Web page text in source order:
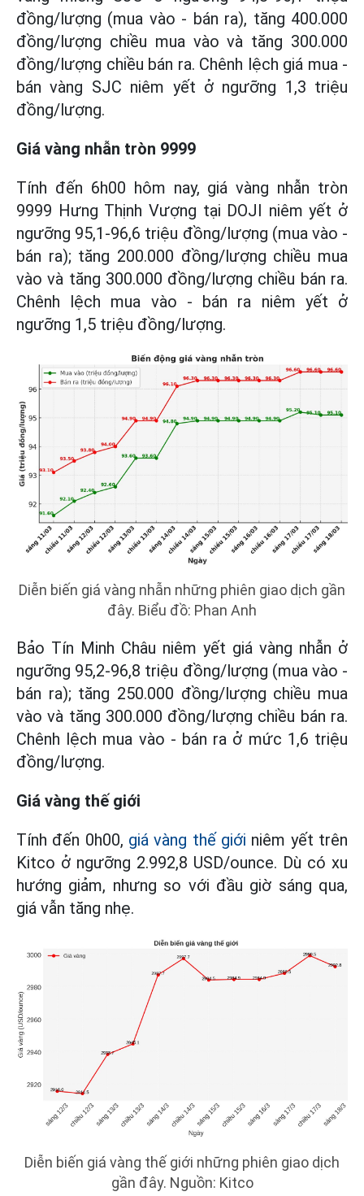
đồng/lượng (mua vào - bán ra), tăng 400.000
đồng/lượng chiều mua vào và tăng 300.000
đồng/lượng chiều bán ra. Chênh lệch giá mua -
bán vàng SJC niêm yết ở ngưỡng 1,3 triệu
đồng/lượng.
Giá vàng nhẫn tròn 9999
Tính đến 6h00 hôm nay, giá vàng nhẫn tròn
9999 Hưng Thịnh Vượng tại DOJI niêm yết ở
ngưỡng 95,1-96,6 triệu đồng/lượng (mua vào -
bán ra); tăng 200.000 đồng/lượng chiều mua
vào và tăng 300.000 đồng/lượng chiều bán ra.
Chênh lệch mua vào - bán ra niêm yết ở
ngưỡng 1,5 triệu đồng/lượng.
Diễn biến giá vàng nhẫn những phiên giao dịch gần
đây. Biểu đồ: Phan Anh
Bảo Tín Minh Châu niêm yết giá vàng nhẫn ở
ngưỡng 95,2-96,8 triệu đồng/lượng (mua vào -
bán ra); tăng 250.000 đồng/lượng chiều mua
vào và tăng 300.000 đồng/lượng chiều bán ra.
Chênh lệch mua vào - bán ra ở mức 1,6 triệu
đồng/lượng.
Giá vàng thế giới
Tính đến 0h00, giá vàng thế giới niêm yết trên
Kitco ở ngưỡng 2.992,8 USD/ounce. Dù có xu
hướng giảm, nhưng so với đầu giờ sáng qua,
giá vẫn tăng nhẹ.
Diễn biến giá vàng thế giới những phiên giao dịch
gần đây. Nguồn: Kitco